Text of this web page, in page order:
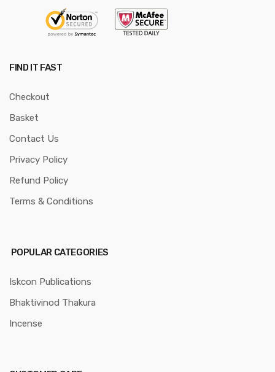
FIND IT FAST
Checkout
Basket
Contact Us
Privacy Policy
Refund Policy
Terms & Conditions
POPULAR CATEGORIES
Iskcon Publications
Bhaktivinod Thakura
Incense